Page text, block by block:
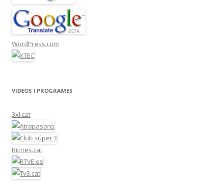
WordPress.com
VIDEOS I PROGRAMES
3xl.cat
Ritmes.cat